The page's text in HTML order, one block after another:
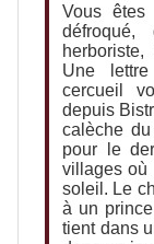
Vous êtes
défroqué,
Une
cercueil
depuis
calèche
pour le
villages où
soleil. Le
à un
tient dans